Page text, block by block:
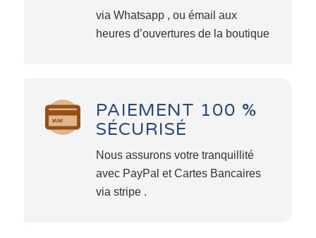
via Whatsapp , ou émail aux
heures d’ouvertures de la boutique
PAIEMENT 100 %
SÉCURISÉ
Nous assurons votre tranquillité
avec PayPal et Cartes Bancaires
via stripe .